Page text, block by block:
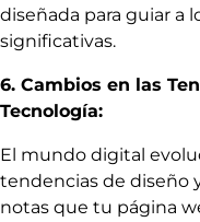
diseñada para guiar a
significativas.
6. Cambios en las
Tecnología:
El mundo digital
tendencias de diseño
notas que tu página